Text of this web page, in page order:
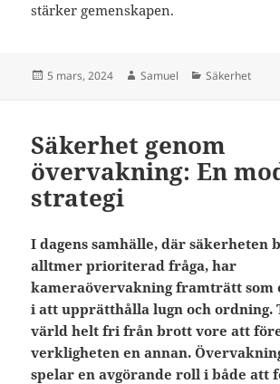
stärker gemenskapen.
Postat
5 mars, 2024 Författare
Samuel Kategorier
Säkerhet
Säkerhet genom
övervakning: En
strategi
I dagens samhälle, där säkerheten
alltmer prioriterad fråga, har
kameraövervakning framträtt som
i att upprätthålla lugn och ordning.
värld helt fri från brott vore att
verkligheten en annan.
spelar en avgörande roll i både att